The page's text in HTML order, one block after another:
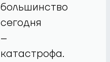
большинство
сегодня
–
катастрофа.